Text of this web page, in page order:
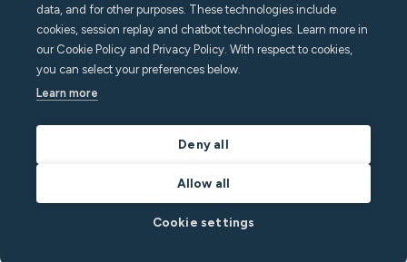
data, and for other purposes. These technologies include
cookies, session replay and chatbot technologies. Learn more in
our Cookie Policy and Privacy Policy. With respect to cookies,
you can select your preferences below.
Learn more
Deny all
Allow all
Cookie settings